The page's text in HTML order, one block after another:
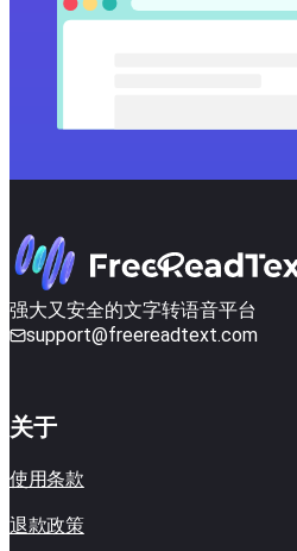
强大又安全的文字转语音平台
support@freereadtext.com
关于
使用条款
退款政策